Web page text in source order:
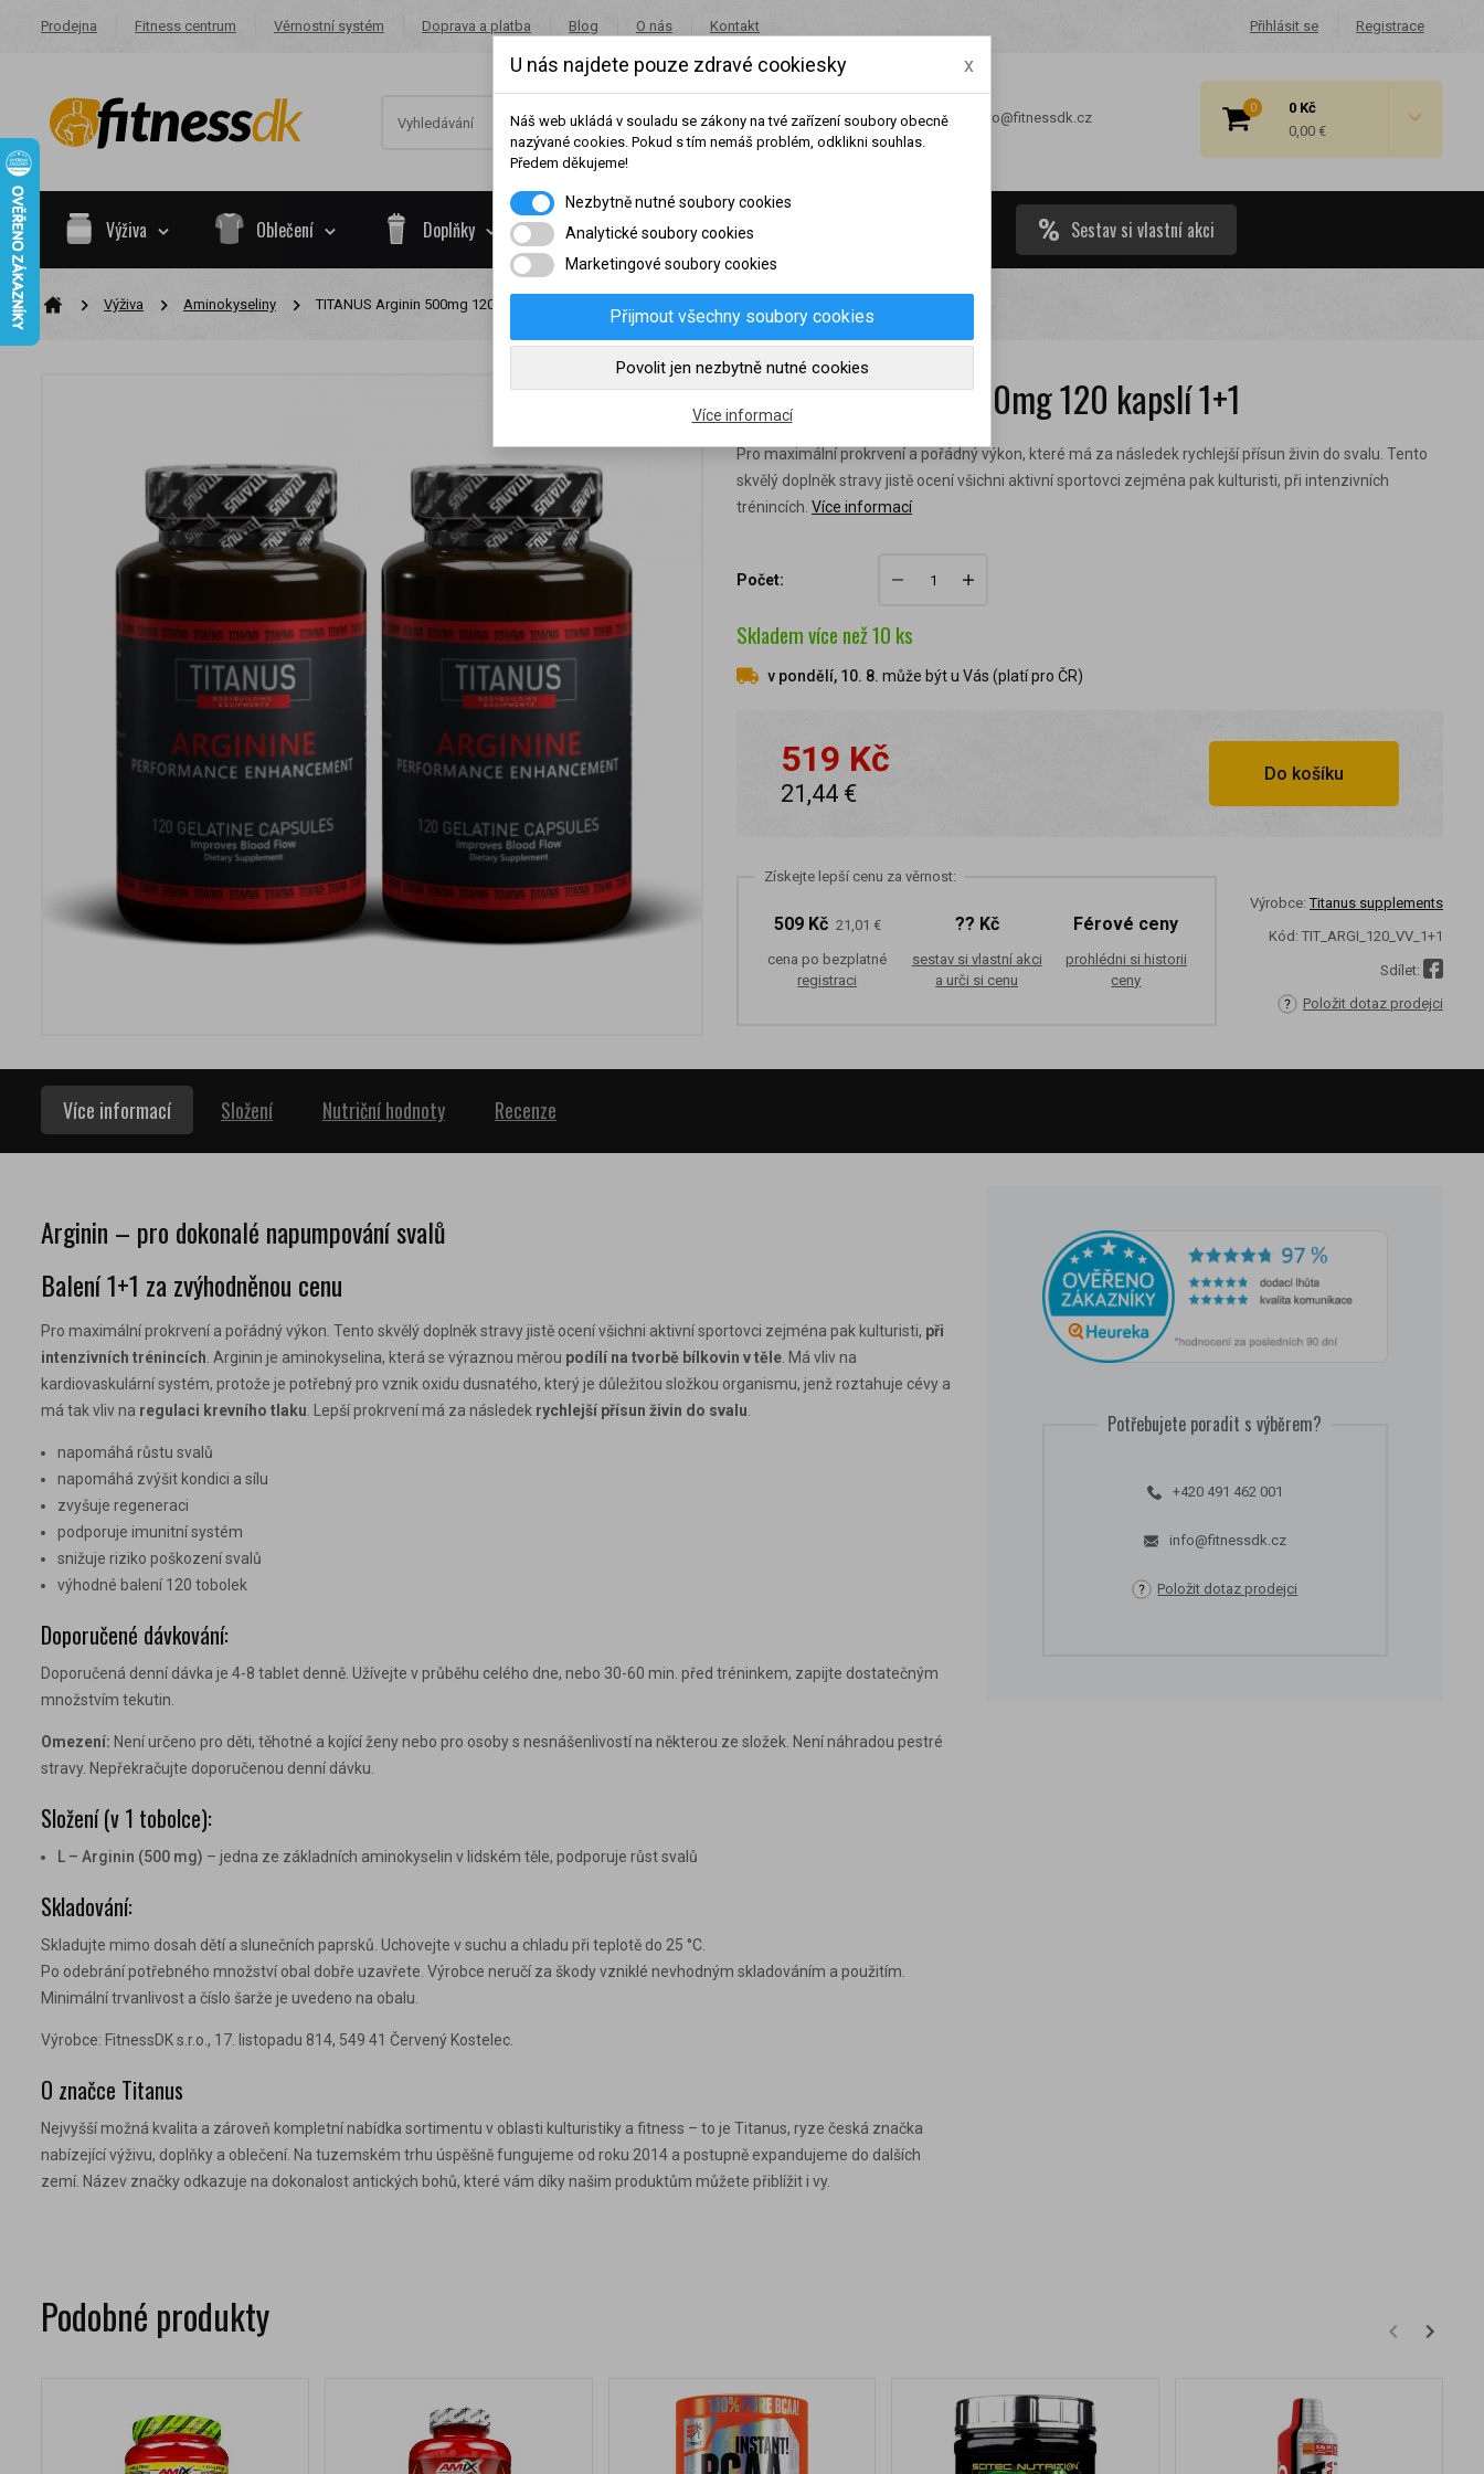
Registrace
Přihlásit se
Prodejna Fitness centrum Věrnostní systém Doprava a platba Blog O nás Kontakt
0
0 Kč
0,00 €
+420 491 462 001 info@fitnessdk.cz
Výživa Oblečení Doplňky Potraviny Akce Sestav si vlastní akci
Výživa Aminokyseliny TITANUS Arginin 500mg 120 kapslí 1+1
TITANUS Arginin 500mg 120 kapslí 1+1
Pro maximální prokrvení a pořádný výkon, které má za následek rychlejší přísun živin do svalu. Tento
skvělý doplněk stravy jistě ocení všichni aktivní sportovci zejména pak kulturisti, při intenzivních
trénincích. Více informací
Počet:
Sklademvíce než 10 ks
v pondělí, 10. 8. může být u Vás (platí pro ČR)
519 Kč
21,44 €
Do košíku
Získejte lepší cenu za věrnost:
509 Kč 21,01 €
cena po bezplatné
registraci
?? Kč
sestav si vlastní akci
a urči si cenu
Férové ceny
prohlédni si historii
ceny
Výrobce: Titanus supplements
Kód: TIT_ARGI_120_VV_1+1
Sdílet:
Položit dotaz prodejci
Více informací Složení Nutriční hodnoty Recenze
Arginin – pro dokonalé napumpování svalů
Balení 1+1 za zvýhodněnou cenu
Pro maximální prokrvení a pořádný výkon. Tento skvělý doplněk stravy jistě ocení všichni aktivní sportovci zejména pak kulturisti, při
intenzivních trénincích . Arginin je aminokyselina, která se výraznou měrou podílí na tvorbě bílkovin v těle . Má vliv na
kardiovaskulární systém, protože je potřebný pro vznik oxidu dusnatého, který je důležitou složkou organismu, jenž roztahuje cévy a
má tak vliv na regulaci krevního tlaku . Lepší prokrvení má za následek rychlejší přísun živin do svalu
napomáhá růstu svalů
napomáhá zvýšit kondici a sílu
zvyšuje regeneraci
podporuje imunitní systém
snižuje riziko poškození svalů
výhodné balení 120 tobolek
Doporučené dávkování:
Doporučená denní dávka je 4-8 tablet denně. Užívejte v průběhu celého dne, nebo 30-60 min. před tréninkem, zapijte dostatečným
množstvím tekutin.
Omezení: Není určeno pro děti, těhotné a kojící ženy nebo pro osoby s nesnášenlivostí na některou ze složek. Není náhradou pestré
stravy. Nepřekračujte doporučenou denní dávku.
Složení (v 1 tobolce):
L – Arginin (500 mg) – jedna ze základních aminokyselin v lidském těle, podporuje růst svalů
Skladování:
Skladujte mimo dosah dětí a slunečních paprsků. Uchovejte v suchu a chladu při teplotě do 25 °C.
Po odebrání potřebného množství obal dobře uzavřete. Výrobce neručí za škody vzniklé nevhodným skladováním a použitím.
Minimální trvanlivost a číslo šarže je uvedeno na obalu.
Výrobce: FitnessDK s.r.o., 17. listopadu 814, 549 41 Červený Kostelec.
O značce Titanus
Nejvyšší možná kvalita a zároveň kompletní nabídka sortimentu v oblasti kulturistiky a fitness – to je Titanus, ryze česká značka
nabízející výživu, doplňky a oblečení. Na tuzemském trhu úspěšně fungujeme od roku 2014 a postupně expandujeme do dalších
zemí. Název značky odkazuje na dokonalost antických bohů, které vám díky našim produktům můžete přiblížit i vy.
Potřebujete poradit s výběrem?
+420 491 462 001
info@fitnessdk.cz
Položit dotaz prodejci
Podobné produkty
U nás najdete pouze zdravé cookiesky x
Náš web ukládá v souladu se zákony na tvé zařízení soubory obecně
nazývané cookies. Pokud s tím nemáš problém, odklikni souhlas.
Předem děkujeme!
Nezbytně nutné soubory cookies
Analytické soubory cookies
Marketingové soubory cookies
Přijmout všechny soubory cookies
Povolit jen nezbytně nutné cookies
Více informací